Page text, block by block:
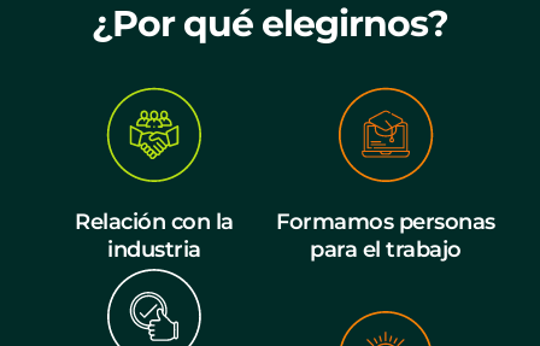
¿Por qué elegirnos?
Relación con la
industria
Formamos personas
para el trabajo